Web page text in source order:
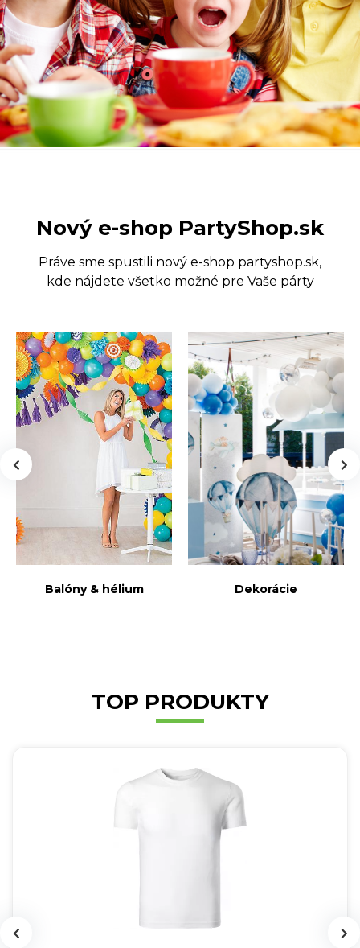
Nový e-shop PartyShop.sk
Práve sme spustili nový e-shop partyshop.sk,
kde nájdete všetko možné pre Vaše párty
Balóny & hélium Dekorácie
TOP PRODUKTY